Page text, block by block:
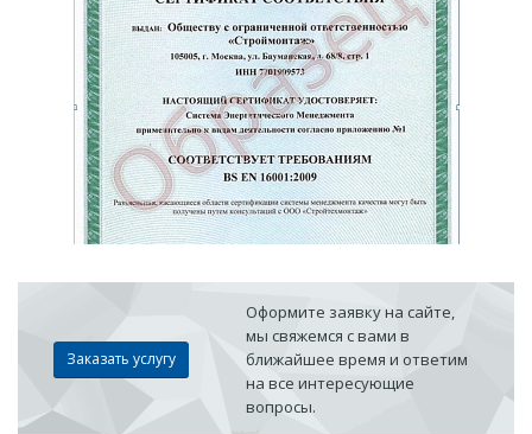
Заказать услугу
Оформите заявку на сайте,
мы свяжемся с вами в
ближайшее время и ответим
на все интересующие
вопросы.